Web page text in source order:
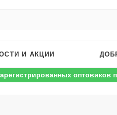
И АКЦИИ
оптовиков